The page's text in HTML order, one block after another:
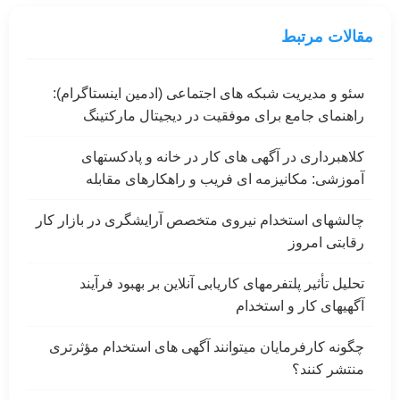
مقالات مرتبط
سئو و مدیریت شبکه های اجتماعی (ادمین اینستاگرام):
راهنمای جامع برای موفقیت در دیجیتال مارکتینگ
کلاهبرداری در آگهی های کار در خانه و پادکستهای
آموزشی: مکانیزمه ای فریب و راهکارهای مقابله
چالشهای استخدام نیروی متخصص آرایشگری در بازار کار
رقابتی امروز
تحلیل تأثیر پلتفرمهای کاریابی آنلاین بر بهبود فرآیند
آگهیهای کار و استخدام
چگونه کارفرمایان میتوانند آگهی های استخدام مؤثرتری
منتشر کنند؟